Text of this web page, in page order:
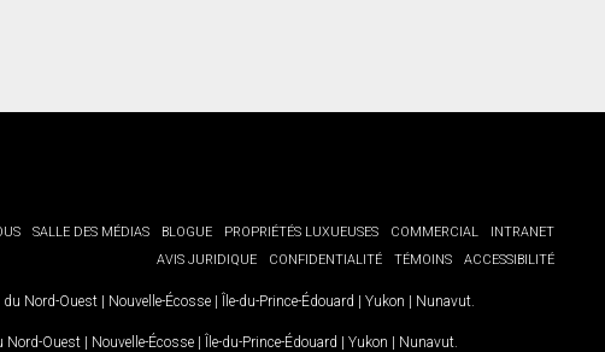
SALLE DES MÉDIAS BLOGUE PROPRIÉTÉS LUXUEUSES COMMERCIAL
INTRANET
AVIS JURIDIQUE
CONFIDENTIALITÉ TÉMOINS ACCESSIBILITÉ
du Nord-Ouest | Nouvelle-Écosse | Île-du-Prince-Édouard | Yukon | Nunavut
Nord-Ouest | Nouvelle-Écosse | Île-du-Prince-Édouard | Yukon | Nunavut